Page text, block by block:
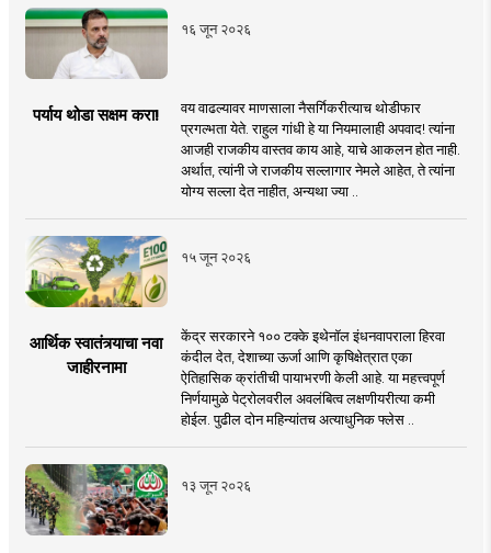
१६ जून २०२६
पर्याय थोडा सक्षम करा!
वय वाढल्यावर माणसाला नैसर्गिकरीत्याच थोडीफार
प्रगल्भता येते. राहुल गांधी हे या नियमालाही अपवाद! त्यांना
आजही राजकीय वास्तव काय आहे, याचे आकलन होत नाही.
अर्थात, त्यांनी जे राजकीय सल्लागार नेमले आहेत, ते त्यांना
योग्य सल्ला देत नाहीत, अन्यथा ज्या ..
१५ जून २०२६
आर्थिक स्वातंत्र्याचा नवा
जाहीरनामा
केंद्र सरकारने १०० टक्के इथेनॉल इंधनवापराला हिरवा
कंदील देत, देशाच्या ऊर्जा आणि कृषिक्षेत्रात एका
ऐतिहासिक क्रांतीची पायाभरणी केली आहे. या महत्त्वपूर्ण
निर्णयामुळे पेट्रोलवरील अवलंबित्व लक्षणीयरीत्या कमी
होईल. पुढील दोन महिन्यांतच अत्याधुनिक फ्लेस ..
१३ जून २०२६